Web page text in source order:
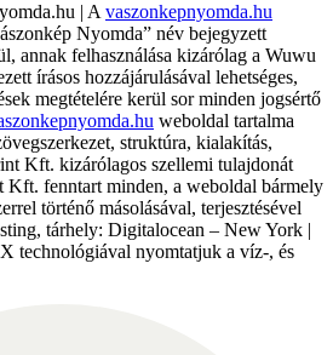
| A vaszonkepnyomda.hu
Nyomda” név bejegyzett
annak felhasználása kizárólag a Wuwu
írásos hozzájárulásával lehetséges,
megtételére kerül sor minden jogsértő
weboldal tartalma
struktúra, kialakítás,
Kft. kizárólagos szellemi tulajdonát
fenntart minden, a weboldal bármely
történő másolásával, terjesztésével
tárhely: Digitalocean – New York |
technológiával nyomtatjuk a víz-, és